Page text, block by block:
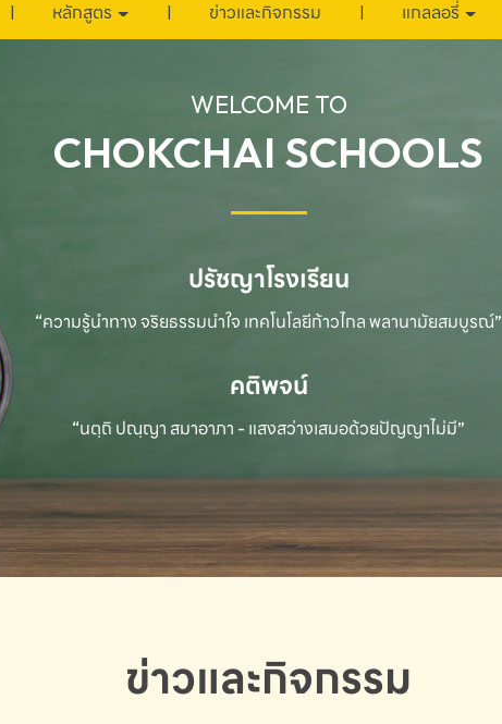
หลักสูตร ข่าวและกิจกรรม แกลลอรี่
WELCOME TO
CHOKCHAI SCHOOLS
ปรัชญาโรงเรียน
“ความรู้นำทาง จริยธรรมนำใจ เทคโนโลยีก้าวไกลพลานามัยสมบูรณ์”
คติพจน์
“นตฺถิ ปณฺญา สมาอาภา - แสงสว่างเสมอด้วยปัญญาไม่มี”
ข่าวและกิจกรรม